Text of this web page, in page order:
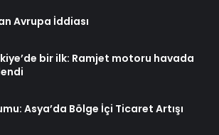
Avrupa İddiası
bir ilk: Ramjet motoru havada
Asya’da Bölge İçi Ticaret Artışı